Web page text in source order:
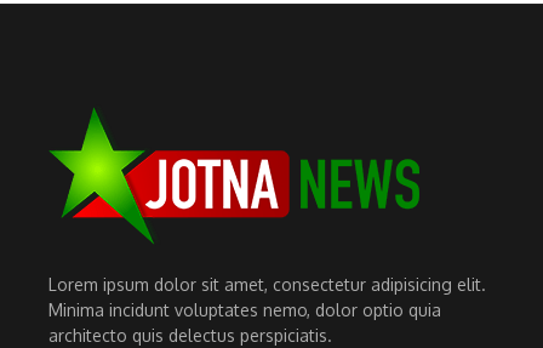
Lorem ipsum dolor sit amet, consectetur adipisicing elit.
Minima incidunt voluptates nemo, dolor optio quia
architecto quis delectus perspiciatis.